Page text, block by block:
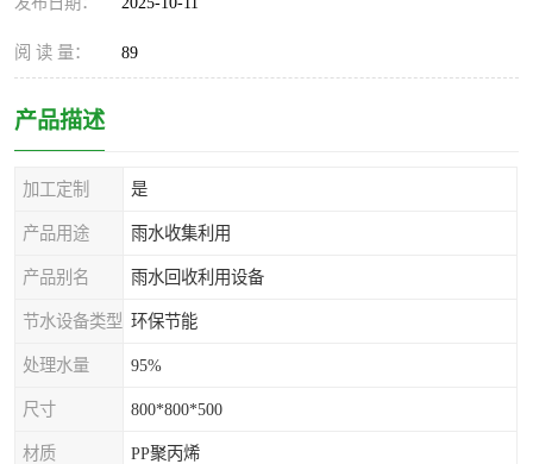
阅 读 量： 89
产品描述
加工定制 是
产品用途 雨水收集利用
产品别名 雨水回收利用设备
节水设备类型 环保节能
处理水量 95%
尺寸 800*800*500
材质 PP聚丙烯